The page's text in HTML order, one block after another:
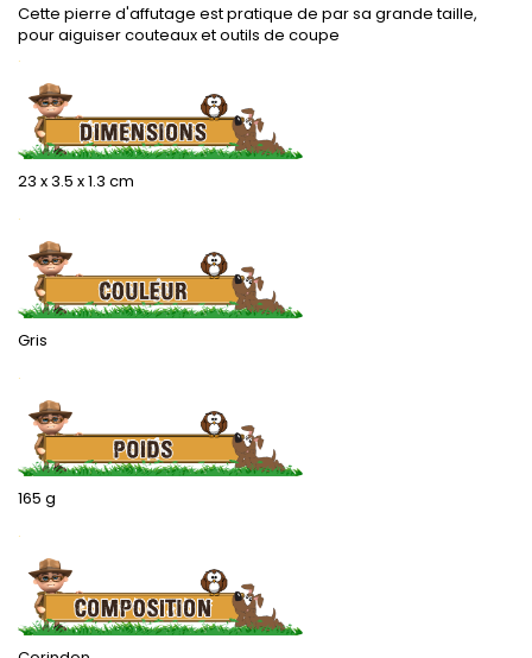
Cette pierre d'affutage est pratique de par sa grande taille,
pour aiguiser couteaux et outils de coupe
.
23 x 3.5 x 1.3 cm
.
Gris
.
165 g
.